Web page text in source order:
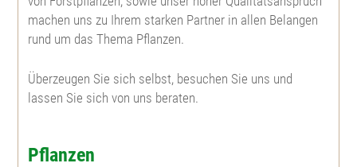
machen uns zu Ihrem starken Partner in allen Belangen
rund um das Thema Pflanzen.
Überzeugen Sie sich selbst, besuchen Sie uns und
lassen Sie sich von uns beraten.
Pflanzen